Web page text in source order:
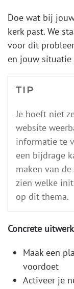
Doe wat bij
kerk past. We
voor dit
en jouw situatie
TIP
Je hoeft niet
website
informatie te
een bijdrage
maken van
zien welke
op dit thema.
Concrete
Maak een
voordoet
Activeer je